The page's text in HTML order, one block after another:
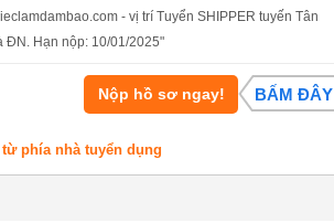
- vị trí Tuyển SHIPPER tuyến Tân
ĐN. Hạn nộp: 10/01/2025"
Nộp hồ sơ ngay! BẤM ĐÂY
phía nhà tuyển dụng